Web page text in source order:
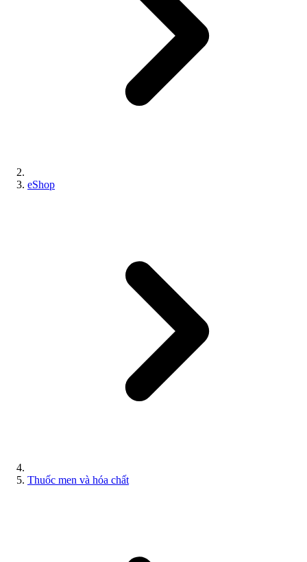
eShop
Thuốc men và hóa chất